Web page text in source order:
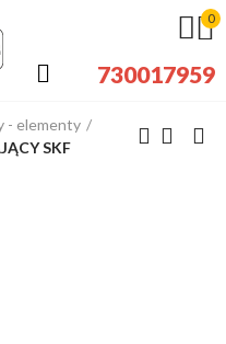
0
730017959
- elementy
SKF